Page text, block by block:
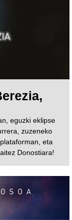
eguzki eklipse
zuzeneko
eta
Donostiara!